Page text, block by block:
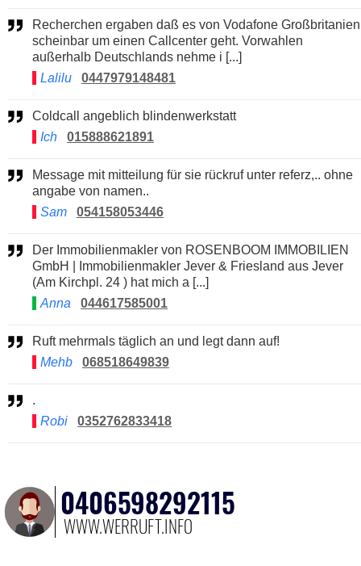
Recherchen ergaben daß es von Vodafone Großbritanien
scheinbar um einen Callcenter geht. Vorwahlen
außerhalb Deutschlands nehme i [...]
Lalilu
0447979148481
Coldcall angeblich blindenwerkstatt
Ich
015888621891
Message mit mitteilung für sie rückruf unter referz,.. ohne
angabe von namen..
Sam
054158053446
Der Immobilienmakler von ROSENBOOM IMMOBILIEN
GmbH | Immobilienmakler Jever & Friesland aus Jever
(Am Kirchpl. 24 ) hat mich a [...]
Anna
044617585001
Ruft mehrmals täglich an und legt dann auf!
Mehb
068518649839
.
Robi
0352762833418